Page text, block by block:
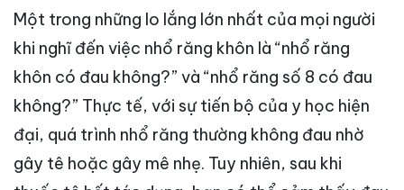
Một trong những lo lắng lớn nhất của mọi người
khi nghĩ đến việc nhổ răng khôn là “nhổ răng
khôn có đau không?” và “nhổ răng số 8 có đau
không?” Thực tế, với sự tiến bộ của y học hiện
đại, quá trình nhổ răng thường không đau nhờ
gây tê hoặc gây mê nhẹ. Tuy nhiên, sau khi